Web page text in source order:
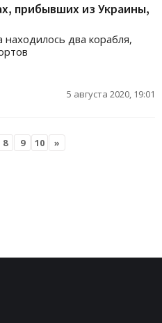
прибывших из Украины,
два корабля,
5 августа 2020, 19:01
8 9 10 »